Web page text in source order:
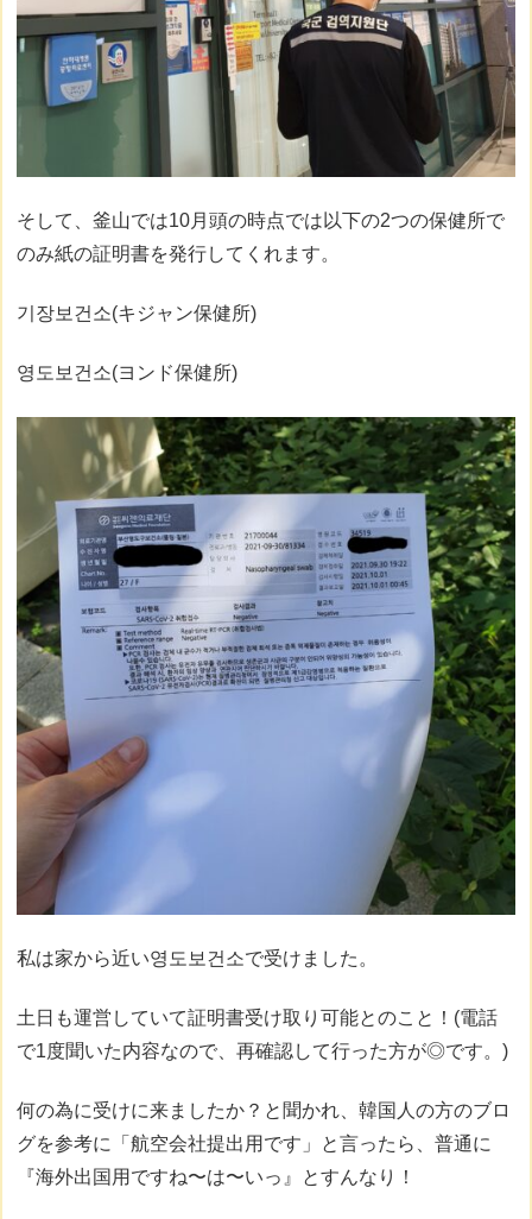
そして、釜山では10月頭の時点では以下の2つの保健所で
のみ紙の証明書を発行してくれます。
기장보건소(キジャン保健所)
영도보건소(ヨンド保健所)
私は家から近い영도보건소で受けました。
土日も運営していて証明書受け取り可能とのこと！(電話
で1度聞いた内容なので、再確認して行った方が◎です。)
何の為に受けに来ましたか？と聞かれ、韓国人の方のブロ
グを参考に「航空会社提出用です」と言ったら、普通に
『海外出国用ですね〜は〜いっ』とすんなり！